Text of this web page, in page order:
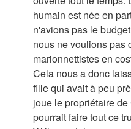
humain est née en
n'avions pas le
nous ne voulions pas
marionnettistes en
Cela nous a donc
fille qui avait à peu
joue le propriétaire
pourrait faire tout ce